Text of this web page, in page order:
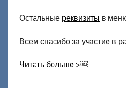
Остальные реквизиты в
Всем спасибо за участие в
Читать больше >￼